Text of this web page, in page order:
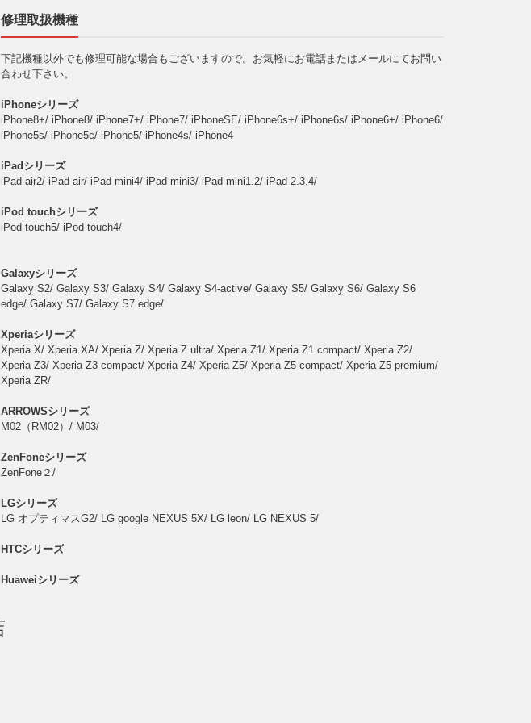
修理取扱機種
下記機種以外でも修理可能な場合もございますので。お気軽にお電話またはメールにてお問い
合わせ下さい。
iPhoneシリーズ
iPhone8+/ iPhone8/ iPhone7+/ iPhone7/ iPhoneSE/ iPhone6s+/ iPhone6s/ iPhone6+/ iPhone6/
iPhone5s/ iPhone5c/ iPhone5/ iPhone4s/ iPhone4
iPadシリーズ
iPad air2/ iPad air/ iPad mini4/ iPad mini3/ iPad mini1.2/ iPad 2.3.4/
iPod touchシリーズ
iPod touch5/ iPod touch4/
Galaxyシリーズ
Galaxy S2/ Galaxy S3/ Galaxy S4/ Galaxy S4-active/ Galaxy S5/ Galaxy S6/ Galaxy S6
edge/ Galaxy S7/ Galaxy S7 edge/
Xperiaシリーズ
Xperia X/ Xperia XA/ Xperia Z/ Xperia Z ultra/ Xperia Z1/ Xperia Z1 compact/ Xperia Z2/
Xperia Z3/ Xperia Z3 compact/ Xperia Z4/ Xperia Z5/ Xperia Z5 compact/ Xperia Z5 premium/
Xperia ZR/
ARROWSシリーズ
M02（RM02）/ M03/
ZenFoneシリーズ
ZenFone２/
LGシリーズ
LG オプティマスG2/ LG google NEXUS 5X/ LG leon/ LG NEXUS 5/
HTCシリーズ
Huaweiシリーズ